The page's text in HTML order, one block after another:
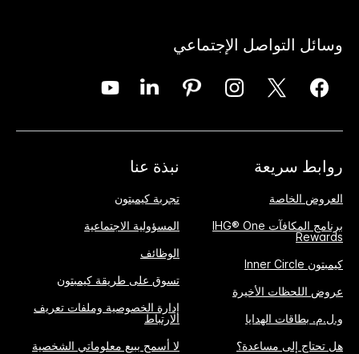
وسائل التواصل الإجتماعي
روابط سريعة
العروض الخاصة
برنامج المكافآت IHG® One
Rewards
كيمبتون Inner Circle
عروض اللحظات الأخيرة
و.ل.م. بطاقات الهدايا
هل تحتاج إلى مساعدة؟
نبذة عنا
تجربة كيمبتون
المسؤولية الاجتماعية
الوظائف
تسوق على طريقة كيمبتون
إدارة الخصوصية وملفات تعريف
الارتباط
لا أسمح ببيع معلوماتي الشخصية